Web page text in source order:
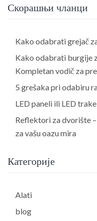
Скорашњи чланци
Kako odabrati grejač
Kako odabrati burgije
Kompletan vodič za
5 grešaka pri odabiru
LED paneli ili LED
Reflektori za dvorište
za vašu oazu mira
Категорије
Alati
blog